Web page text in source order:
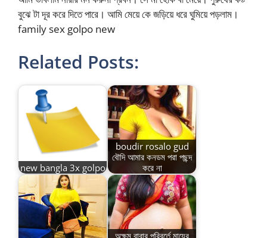
বুঝে টা দূর করে দিতে পারে। আমি মেয়ে কে জড়িয়ে ধরে ঘুমিয়ে পড়লাম।
family sex golpo new
Related Posts:
new bangla 3x golpo
boudir rosalo gud
বৌদি আমার কনডম পরা পছন্দ
করে না
অক্ষম বাবার পরিবর্তে মায়ের